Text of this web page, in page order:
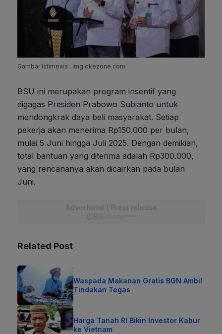
Gambar Istimewa : img.okezone.com
BSU ini merupakan program insentif yang
digagas Presiden Prabowo Subianto untuk
mendongkrak daya beli masyarakat. Setiap
pekerja akan menerima Rp150.000 per bulan,
mulai 5 Juni hingga Juli 2025. Dengan demikian,
total bantuan yang diterima adalah Rp300.000,
yang rencananya akan dicairkan pada bulan
Juni.
Related Post
Waspada Makanan Gratis BGN Ambil
Tindakan Tegas
Harga Tanah RI Bikin Investor Kabur
ke Vietnam